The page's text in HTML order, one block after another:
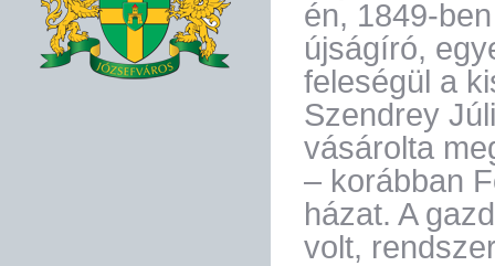
én, 1849-
újságíró,
feleségül a
Szendrey
vásárolta
– korábban
házat. A
volt,